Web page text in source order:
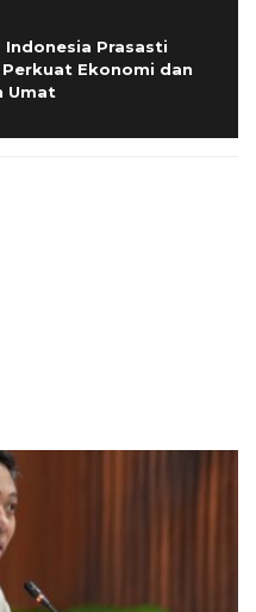
Indonesia Prasasti
Ekonomi dan
Umat